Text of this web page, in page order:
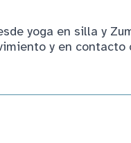
yoga en silla y
y en contacto